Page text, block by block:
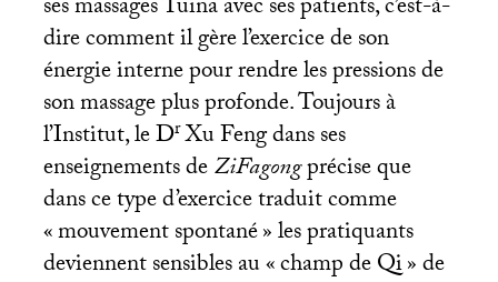
ses massages Tuina avec ses patients, c’est-à-
dire comment il gère l’exercice de son
énergie interne pour rendre les pressions de
son massage plus profonde. Toujours à
l’Institut, le DrXu Feng dans ses
enseignements deZiFagongprécise que
dans ce type d’exercice traduit comme
«mouvement spontané» les pratiquants
deviennent sensibles au «champ de Qi» de